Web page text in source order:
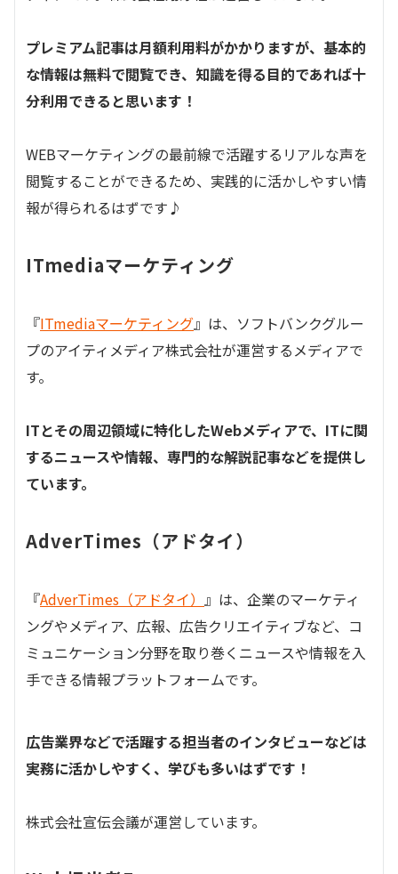
プレミアム記事は月額利用料がかかりますが、基本的
な情報は無料で閲覧でき、知識を得る目的であれば十
分利用できると思います！
WEBマーケティングの最前線で活躍するリアルな声を
閲覧することができるため、実践的に活かしやすい情
報が得られるはずです♪
ITmediaマーケティング
『ITmediaマーケティング』は、ソフトバンクグルー
プのアイティメディア株式会社が運営するメディアで
す。
ITとその周辺領域に特化したWebメディアで、ITに関
するニュースや情報、専門的な解説記事などを提供し
ています。
AdverTimes（アドタイ）
『AdverTimes（アドタイ） 』は、企業のマーケティ
ングやメディア、広報、広告クリエイティブなど、コ
ミュニケーション分野を取り巻くニュースや情報を入
手できる情報プラットフォームです。
広告業界などで活躍する担当者のインタビューなどは
実務に活かしやすく、学びも多いはずです！
株式会社宣伝会議が運営しています。